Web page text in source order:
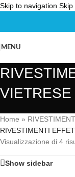
Skip to navigation Skip
MENU
VIETRESE
Home »
RIVESTIMENTI
Visualizzazione di 4
Show sidebar